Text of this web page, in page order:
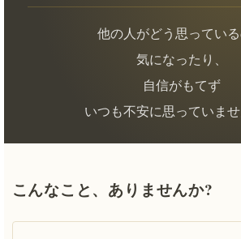
他の人がどう思ってい
気になったり、
自信がもてず
いつも不安に思っていま
こんなこと、ありませんか?